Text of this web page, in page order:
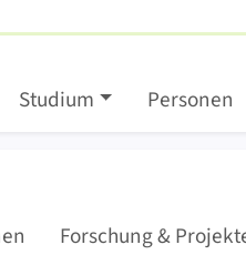
Studium Personen
Forschung &